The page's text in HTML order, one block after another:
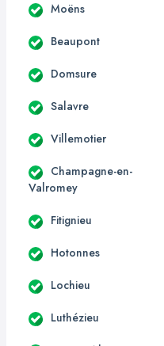
Moëns
Beaupont
Domsure
Salavre
Villemotier
Champagne-en-
Valromey
Fitignieu
Hotonnes
Lochieu
Luthézieu